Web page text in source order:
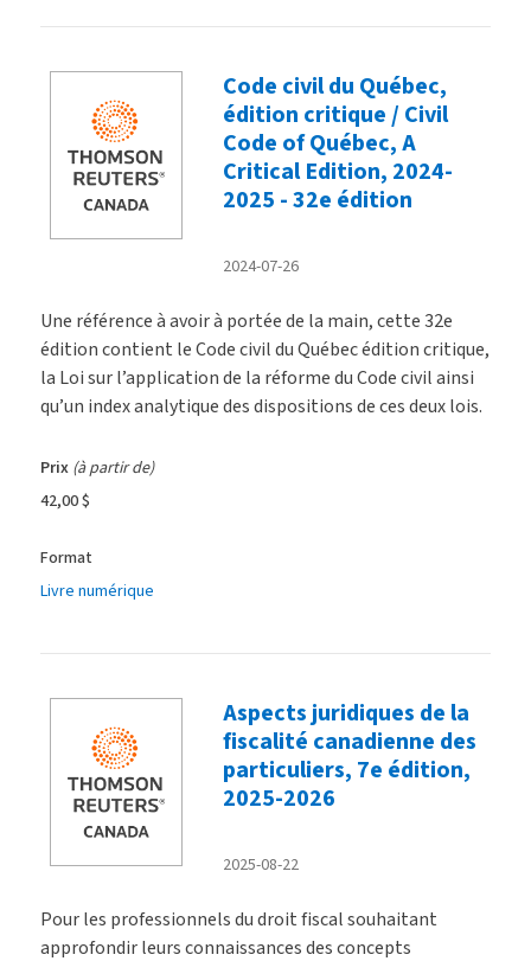
Code civil du Québec,
édition critique / Civil
Code of Québec, A
Critical Edition, 2024-
2025 - 32e édition
2024-07-26
Une référence à avoir à portée de la main, cette 32e
édition contient le Code civil du Québec édition critique,
la Loi sur l’application de la réforme du Code civil ainsi
qu’un index analytique des dispositions de ces deux lois.
Prix (à partir de)
42,00 $
Format
Livre numérique
Aspects juridiques de la
fiscalité canadienne des
particuliers, 7e édition,
2025-2026
2025-08-22
Pour les professionnels du droit fiscal souhaitant
approfondir leurs connaissances des concepts